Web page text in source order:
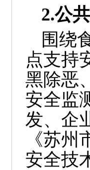
2.公
围绕
点支持
黑除恶
安全监
发、企
《苏
安全技